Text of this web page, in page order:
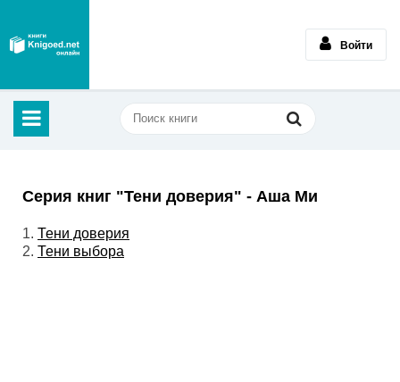
Войти
Серия книг "Тени доверия" - Аша Ми
1. Тени доверия
2. Тени выбора